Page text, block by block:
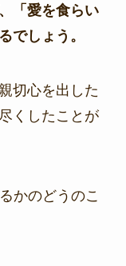
「愛を食らい
でしょう。
切心を出した
くしたことが
かのどうのこ